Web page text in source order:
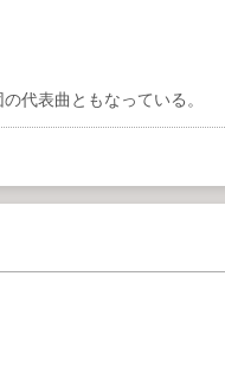
代表曲ともなっている。